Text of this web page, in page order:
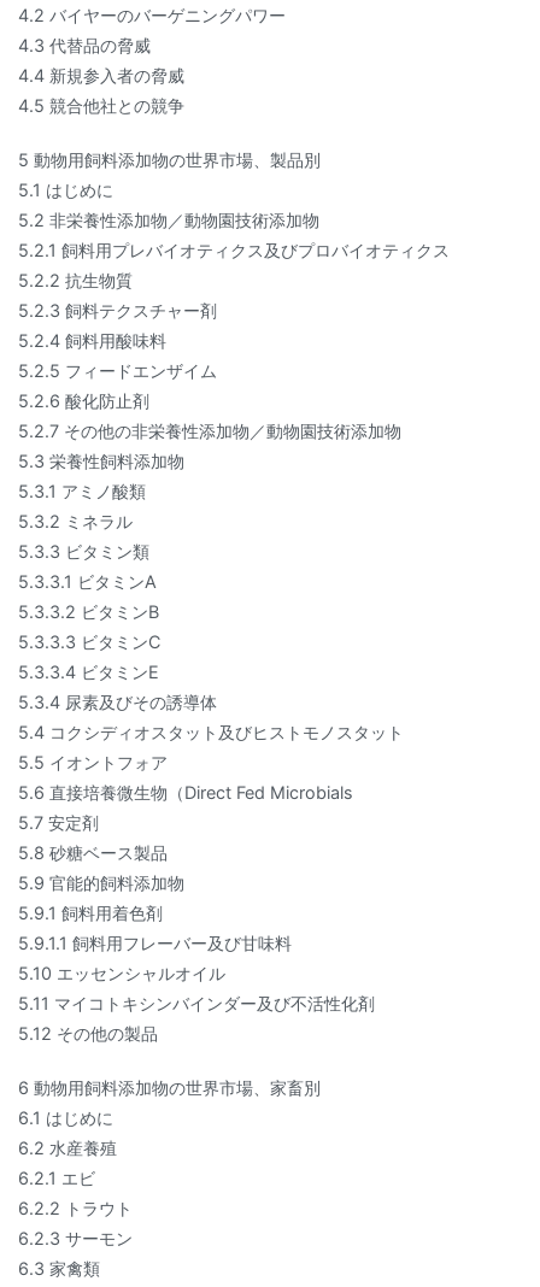
4.2 バイヤーのバーゲニングパワー
4.3 代替品の脅威
4.4 新規参入者の脅威
4.5 競合他社との競争
5 動物用飼料添加物の世界市場、製品別
5.1 はじめに
5.2 非栄養性添加物／動物園技術添加物
5.2.1 飼料用プレバイオティクス及びプロバイオティクス
5.2.2 抗生物質
5.2.3 飼料テクスチャー剤
5.2.4 飼料用酸味料
5.2.5 フィードエンザイム
5.2.6 酸化防止剤
5.2.7 その他の非栄養性添加物／動物園技術添加物
5.3 栄養性飼料添加物
5.3.1 アミノ酸類
5.3.2 ミネラル
5.3.3 ビタミン類
5.3.3.1 ビタミンA
5.3.3.2 ビタミンB
5.3.3.3 ビタミンC
5.3.3.4 ビタミンE
5.3.4 尿素及びその誘導体
5.4 コクシディオスタット及びヒストモノスタット
5.5 イオントフォア
5.6 直接培養微生物（Direct Fed Microbials
5.7 安定剤
5.8 砂糖ベース製品
5.9 官能的飼料添加物
5.9.1 飼料用着色剤
5.9.1.1 飼料用フレーバー及び甘味料
5.10 エッセンシャルオイル
5.11 マイコトキシンバインダー及び不活性化剤
5.12 その他の製品
6 動物用飼料添加物の世界市場、家畜別
6.1 はじめに
6.2 水産養殖
6.2.1 エビ
6.2.2 トラウト
6.2.3 サーモン
6.3 家禽類